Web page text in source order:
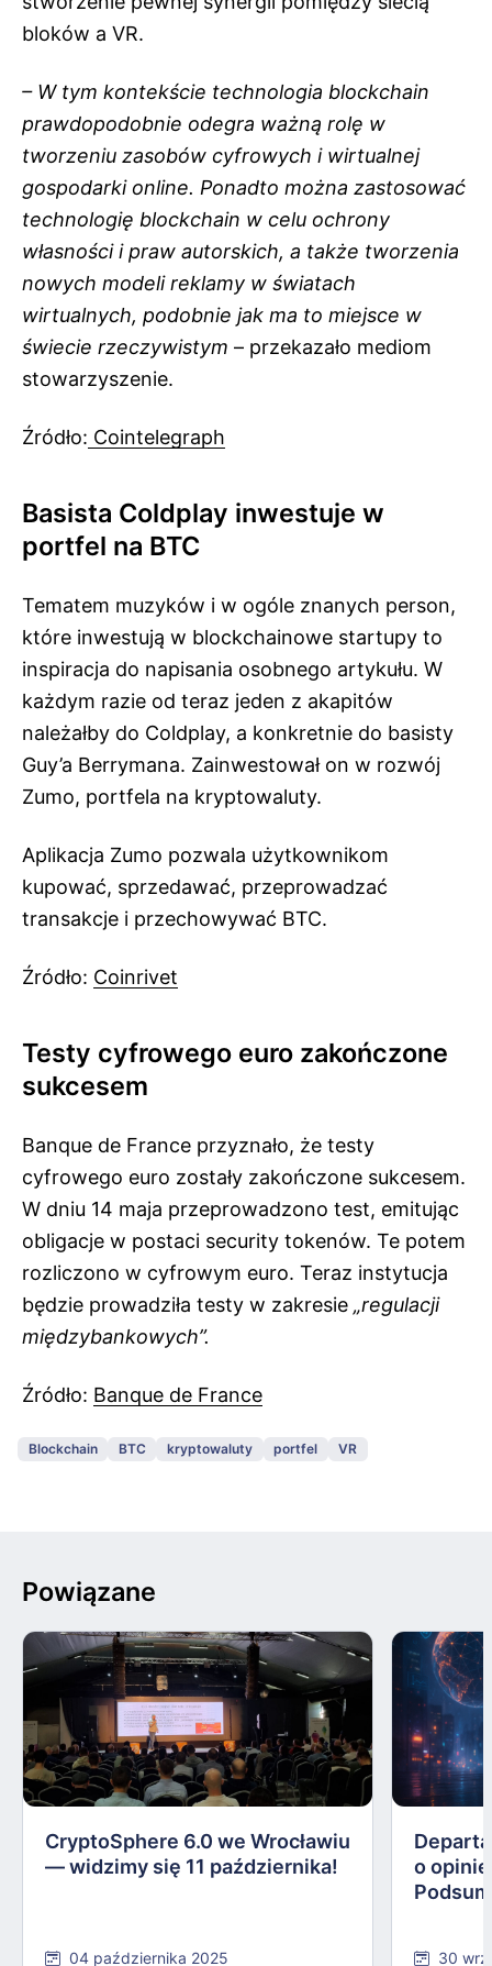
bloków a VR.
– W tym kontekście technologia blockchain
prawdopodobnie odegra ważną rolę w
tworzeniu zasobów cyfrowych i wirtualnej
gospodarki online. Ponadto można zastosować
technologię blockchain w celu ochrony
własności i praw autorskich, a także tworzenia
nowych modeli reklamy w światach
wirtualnych, podobnie jak ma to miejsce w
świecie rzeczywistym – przekazało mediom
stowarzyszenie.
Źródło: Cointelegraph
Basista Coldplay inwestuje w
portfel na BTC
Tematem muzyków i w ogóle znanych person,
które inwestują w blockchainowe startupy to
inspiracja do napisania osobnego artykułu. W
każdym razie od teraz jeden z akapitów
należałby do Coldplay, a konkretnie do basisty
Guy’a Berrymana. Zainwestował on w rozwój
Zumo, portfela na kryptowaluty.
Aplikacja Zumo pozwala użytkownikom
kupować, sprzedawać, przeprowadzać
transakcje i przechowywać BTC.
Źródło: Coinrivet
Testy cyfrowego euro zakończone
sukcesem
Banque de France przyznało, że testy
cyfrowego euro zostały zakończone sukcesem.
W dniu 14 maja przeprowadzono test, emitując
obligacje w postaci security tokenów. Te potem
rozliczono w cyfrowym euro. Teraz instytucja
będzie prowadziła testy w zakresie „regulacji
międzybankowych”.
Źródło: Banque de France
Blockchain BTC kryptowaluty portfel VR
Powiązane
CryptoSphere 6.0 we Wrocławiu
— widzimy się 11 października!
04 października 2025
o opinie
30